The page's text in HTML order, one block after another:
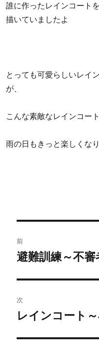
誰に作ったレインコート
描いていましたよ
とっても可愛らしいレイ
が、
こんな素敵なレインコー
雨の日もきっと楽しくな
稿
ビ
ゲ
ー
前
過
の
投
稿:
避難訓練～不審
次
次
投
レインコート